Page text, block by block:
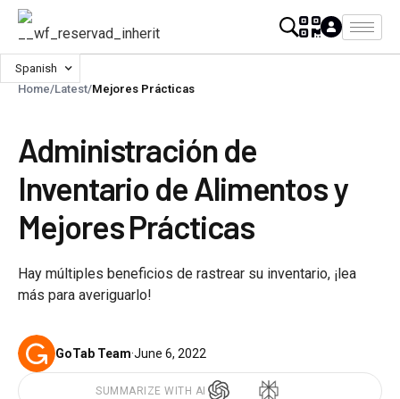
Spanish
Home/Latest/Mejores Prácticas
Administración de
Inventario de Alimentos y
Mejores Prácticas
Hay múltiples beneficios de rastrear su inventario, ¡lea
más para averiguarlo!
GoTab Team·June 6, 2022
SUMMARIZE WITH AI